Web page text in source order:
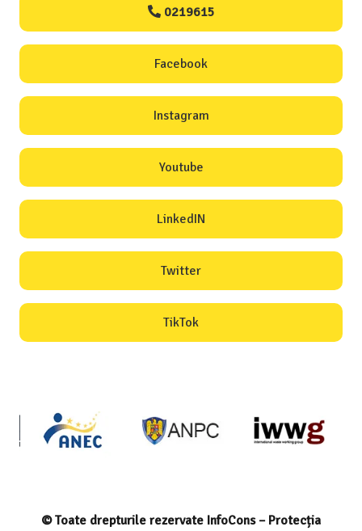
0219615
Facebook
Instagram
Youtube
LinkedIN
Twitter
TikTok
© Toate drepturile rezervate InfoCons – Protecția